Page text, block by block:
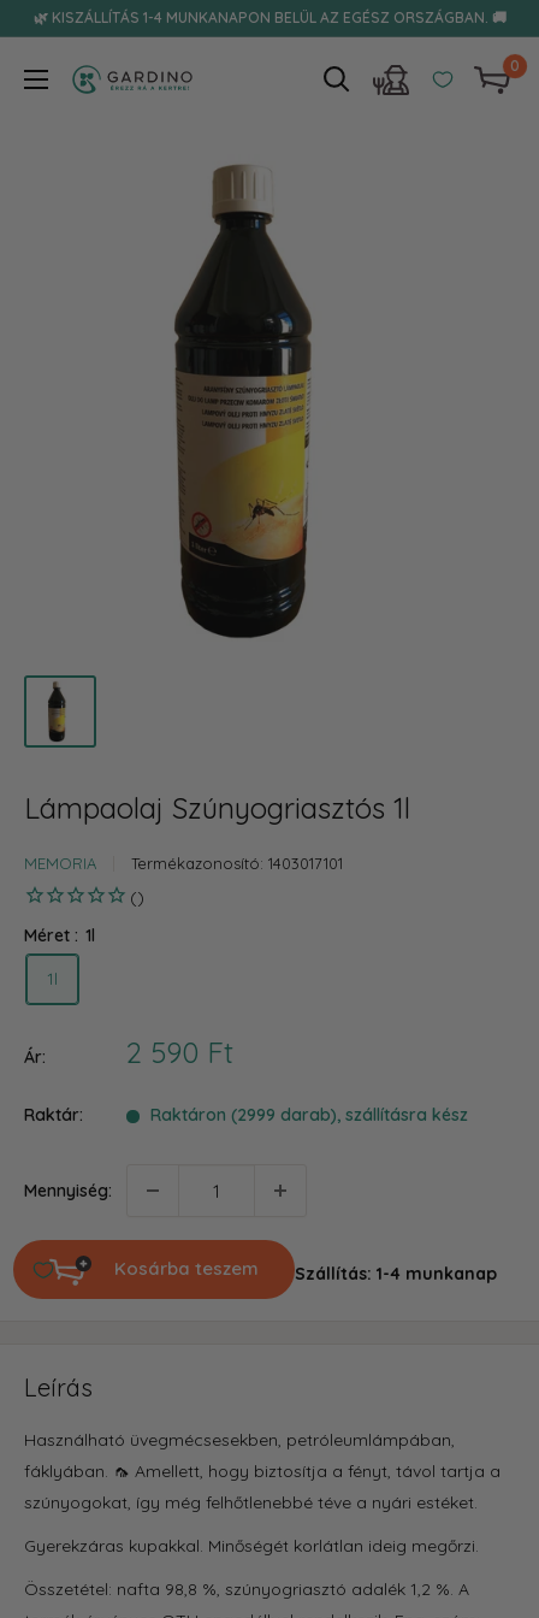
Tovább🌿 KISZÁLLÍTÁS 1-4 MUNKANAPON BELÜL AZ EGÉSZ ORSZÁGBAN. 🚚
Gardino
0
Lámpaolaj Szúnyogriasztós 1l
MEMORIA Termékazonosító: 1403017101
Méret : 1l
1l
Ár:
Akciós
2 590 Ft
Raktár: Raktáron (2999 darab), szállításra kész
Mennyiség:
Kosárba teszem Szállítás: 1-4 munkanap
Leírás
Használható üvegmécsesekben, petróleumlámpában,
fáklyában. 🦟 Amellett, hogy biztosítja a fényt, távol tartja a
szúnyogokat, így még felhőtlenebbé téve a nyári estéket.
Gyerekzáras kupakkal. Minőségét korlátlan ideig megőrzi.
Összetétel: nafta 98,8 %, szúnyogriasztó adalék 1,2 %. A